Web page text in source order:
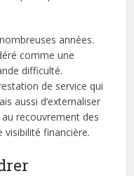
années.
comme une
difficulté.
de service qui
aussi d’externaliser
recouvrement des
visibilité financière.